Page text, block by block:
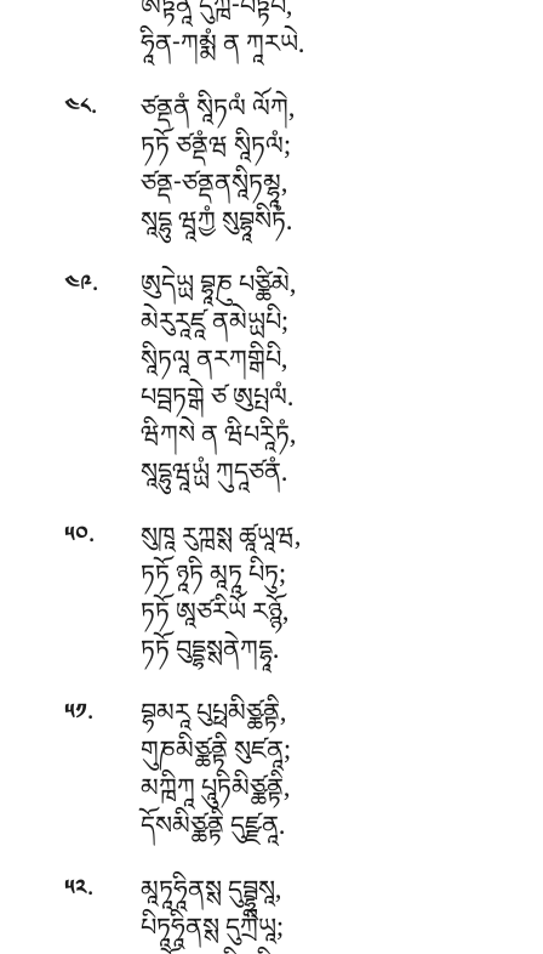
ཧཱིན-ཀམྨཾ ན ཀཱརཡེ.
༤༨. ཙནྡནཾསཱིཏལཾ ལོཀེ,
ཏཏོ ཙནྡཾཝ སཱིཏལཾ;
ཙནྡ-ཙནྡནསཱིཏམྷཱ,
སཱདྷུ ཝཱཀྱཾ སུབྷཱསིཏཾ.
༤༩. ཨུདེཡྻ བྷཱཎུ པཙྪིམེ,
མེརུརཱཛཱ ནམེཡྻཔི;
སཱིཏལཱ ནརཀགྒིཔི,
པབྦཏགྒེ ཙ ཨུཔྤལཾ.
ཝིཀསེ ན ཝིཔརཱིཏཾ,
སཱདྷུཝཱཡྻཾ ཀུདཱཙནཾ.
༥༠. སུཁཱ རུཀྑསྶ ཚཱཡཱཝ,
ཏཏོ ཉཱཏི མཱཏཱ པིཏུ;
ཏཏོ ཨཱཙརིཡོ རཉྙོ,
ཏཏོ བུདྡྷསྶནེཀདྷཱ.
༥༡. བྷམརཱ པུཔྥམིཙྪནྟི,
གུཎམིཙྪནྟི སུཛནཱ;
མཀྑིཀཱ པཱུཏིམིཙྪནྟི,
དོསམིཙྪནྟི དུཛྫནཱ.
༥༢. མཱཏཱཧཱིནསྶ དུབྦྷཱསཱ,
པིཏཱཧཱིནསྶ དུཀྲིཡཱ;